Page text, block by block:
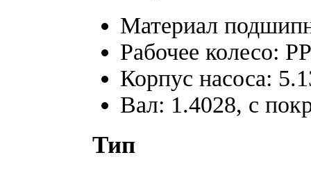
Материал
Рабочее колесо:
Корпус насоса:
Вал: 1.4028, с
Тип